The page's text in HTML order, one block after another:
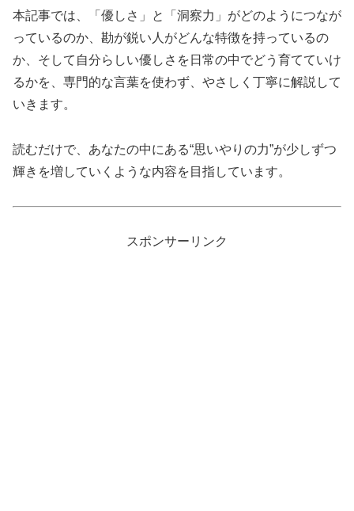
本記事では、「優しさ」と「洞察力」がどのようにつなが
っているのか、勘が鋭い人がどんな特徴を持っているの
か、そして自分らしい優しさを日常の中でどう育てていけ
るかを、専門的な言葉を使わず、やさしく丁寧に解説して
いきます。
読むだけで、あなたの中にある“思いやりの力”が少しずつ
輝きを増していくような内容を目指しています。
スポンサーリンク